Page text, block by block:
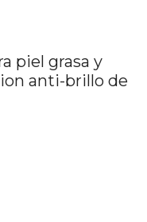
piel grasa y
anti-brillo de